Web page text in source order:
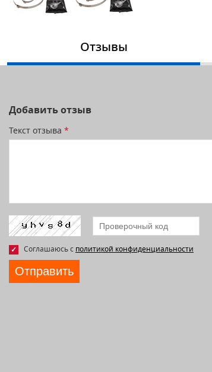
Отзывы
Добавить отзыв
Текст отзыва *
Соглашаюсь с политикой конфиденциальности
Отправить